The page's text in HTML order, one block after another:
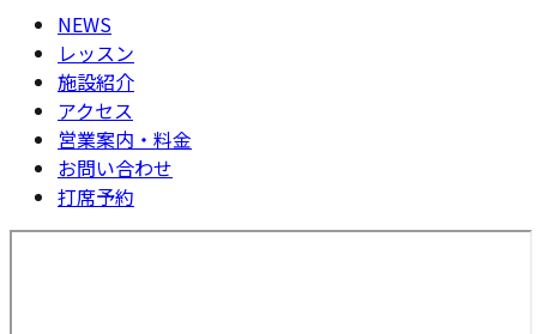
NEWS
レッスン
施設紹介
アクセス
営業案内・料金
お問い合わせ
打席予約